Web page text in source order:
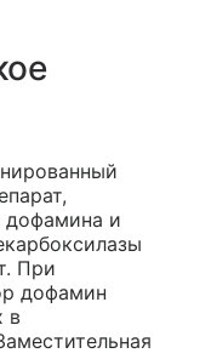
и
При
дофамин
в